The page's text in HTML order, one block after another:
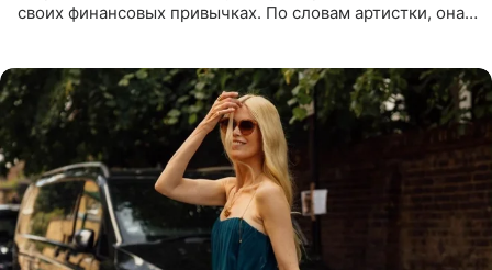
своих финансовых привычках. По словам артистки, она